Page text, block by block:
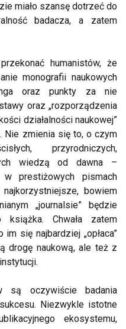
miało szansę dotrzeć do
badacza, a zatem
humanistów, że
monografii naukowych
oraz punkty za nie
oraz „rozporządzenia
działalności naukowej”
Nie zmienia się to, o czym
przyrodniczych,
wiedzą od dawna –
w prestiżowych pismach
bowiem
„journalsie” będzie
Chwała zatem
się najbardziej „opłaca”
drogę naukową, ale też z
są oczywiście badania
Niezwykle istotne
ekosystemu,